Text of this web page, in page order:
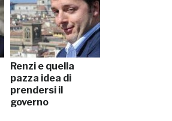
Renzi e quella
pazza idea di
prendersi il
governo